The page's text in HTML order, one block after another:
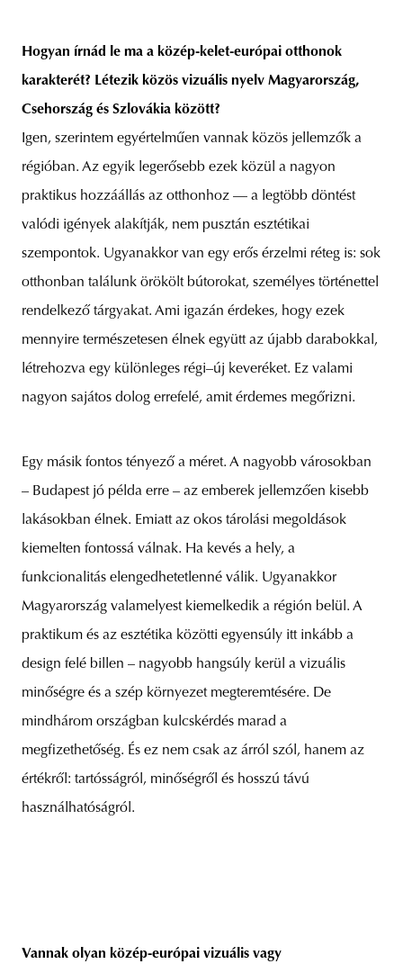
Hogyan írnád le ma a közép-kelet-európai otthonok
karakterét? Létezik közös vizuális nyelv Magyarország,
Csehország és Szlovákia között?
Igen, szerintem egyértelműen vannak közös jellemzők a
régióban. Az egyik legerősebb ezek közül a nagyon
praktikus hozzáállás az otthonhoz — a legtöbb döntést
valódi igények alakítják, nem pusztán esztétikai
szempontok. Ugyanakkor van egy erős érzelmi réteg is: sok
otthonban találunk örökölt bútorokat, személyes történettel
rendelkező tárgyakat. Ami igazán érdekes, hogy ezek
mennyire természetesen élnek együtt az újabb darabokkal,
létrehozva egy különleges régi–új keveréket. Ez valami
nagyon sajátos dolog errefelé, amit érdemes megőrizni.
Egy másik fontos tényező a méret. A nagyobb városokban
– Budapest jó példa erre – az emberek jellemzően kisebb
lakásokban élnek. Emiatt az okos tárolási megoldások
kiemelten fontossá válnak. Ha kevés a hely, a
funkcionalitás elengedhetetlenné válik. Ugyanakkor
Magyarország valamelyest kiemelkedik a régión belül. A
praktikum és az esztétika közötti egyensúly itt inkább a
design felé billen – nagyobb hangsúly kerül a vizuális
minőségre és a szép környezet megteremtésére. De
mindhárom országban kulcskérdés marad a
megfizethetőség. És ez nem csak az árról szól, hanem az
értékről: tartósságról, minőségről és hosszú távú
használhatóságról.
Vannak olyan közép-európai vizuális vagy